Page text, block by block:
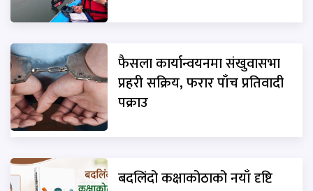
फैसला कार्यान्वयनमा संखुवासभा
प्रहरी सक्रिय, फरार पाँच प्रतिवादी
पक्राउ
बदलिंदो कक्षाकोठाको नयाँ दृष्टि